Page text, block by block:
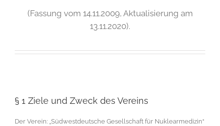
(Fassung vom 14.11.2009, Aktualisierung am
13.11.2020).
§ 1 Ziele und Zweck des Vereins
Der Verein: „Südwestdeutsche Gesellschaft für Nuklearmedizin“